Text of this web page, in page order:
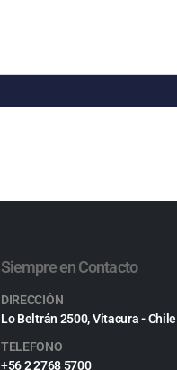
Siempre en Contacto
DIRECCIÓN
Lo Beltrán 2500, Vitacura - Chile
TELEFONO
+56 2 2768 5700